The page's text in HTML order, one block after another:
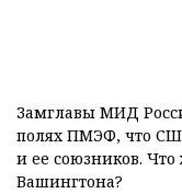
Замглавы МИД
полях ПМЭФ, что
и ее союзников.
Вашингтона?